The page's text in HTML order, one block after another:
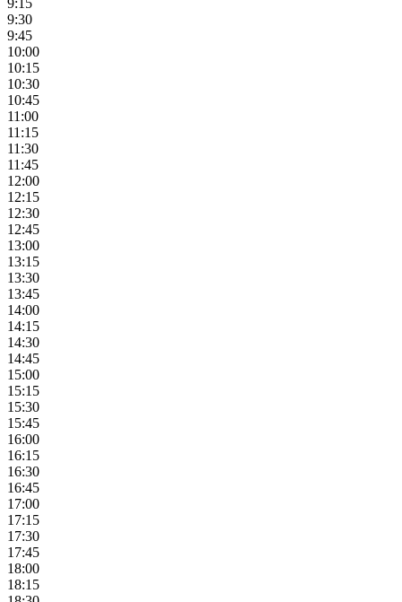
9:15
9:30
9:45
10:00
10:15
10:30
10:45
11:00
11:15
11:30
11:45
12:00
12:15
12:30
12:45
13:00
13:15
13:30
13:45
14:00
14:15
14:30
14:45
15:00
15:15
15:30
15:45
16:00
16:15
16:30
16:45
17:00
17:15
17:30
17:45
18:00
18:15